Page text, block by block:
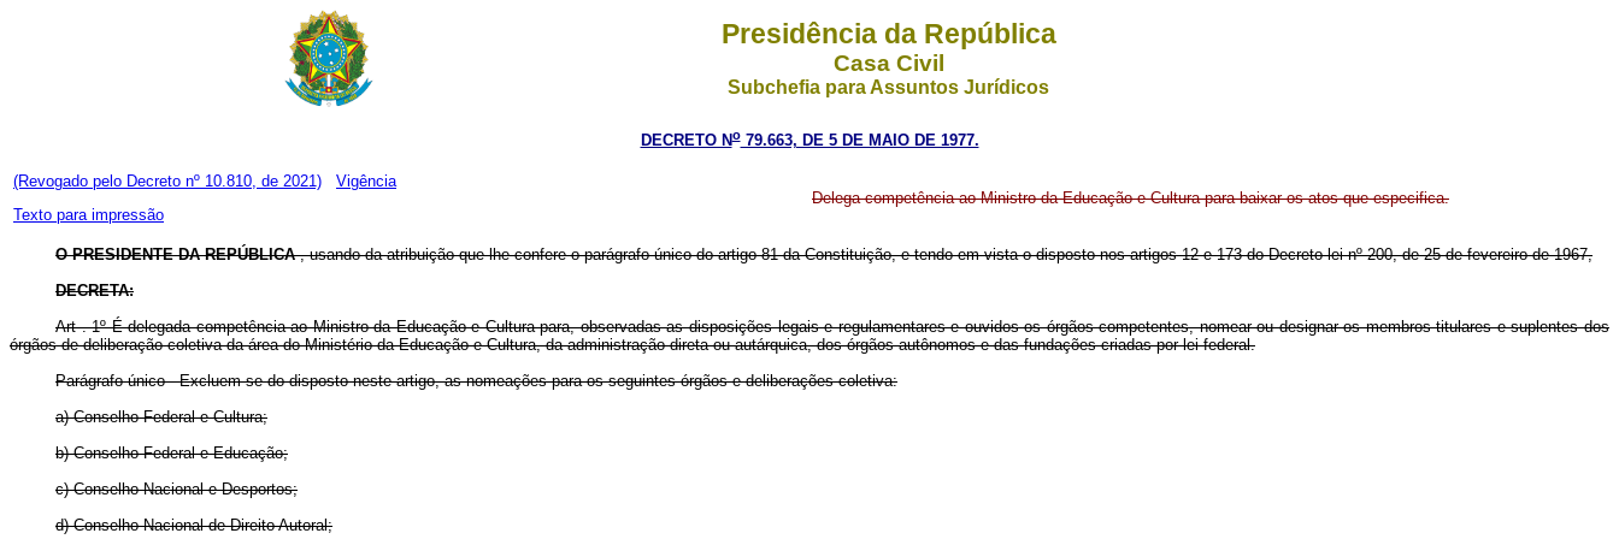
Presidência da República
Casa Civil
Subchefia para Assuntos Jurídicos
DECRETO No79.663, DE 5 DE MAIO DE 1977.
(Revogado pelo Decreto nº 10.810, de 2021)
Vigência
Texto para impressão
Delega competência ao Ministro da Educação e Cultura para baixar os atos que especifica.
O PRESIDENTE DA REPÚBLICA, usando da atribuição que lhe confere o parágrafo único do artigo 81 da Constituição, e tendo em vista o disposto nos artigos 12 e 173 do Decreto-lei nº 200, de 25 de fevereiro de 1967,
DECRETA:
Art . 1º É delegada competência ao Ministro da Educação e Cultura para, observadas as disposições legais e regulamentares e ouvidos os órgãos competentes, nomear ou designar os membros titulares e suplentes dos
órgãos de deliberação coletiva da área do Ministério da Educação e Cultura, da administração direta ou autárquica, dos órgãos autônomos e das fundações criadas por lei federal.
Parágrafo único - Excluem-se do disposto neste artigo, as nomeações para os seguintes órgãos e deliberações coletiva:
a) Conselho Federal e Cultura;
b) Conselho Federal e Educação;
c) Conselho Nacional e Desportos;
d) Conselho Nacional de Direito Autoral;